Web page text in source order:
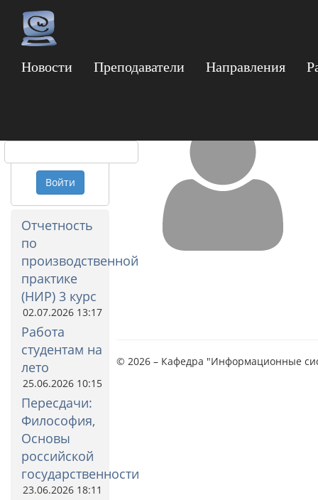
Новости Преподаватели Направления
Логин
Войти
Отчетность
по
производственной
практике
(НИР) 3 курс
02.07.2026 13:17
Работа
студентам на
лето
25.06.2026 10:15
Пересдачи:
Философия,
Основы
российской
государственности
23.06.2026 18:11
Гуськов Глеб
© 2026 – Кафедра "Информационные